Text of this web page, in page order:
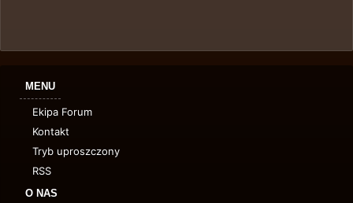
MENU
Ekipa Forum
Kontakt
Tryb uproszczony
RSS
O NAS